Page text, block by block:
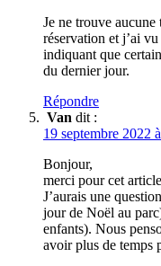
Je ne trouve
réservation et j’ai
indiquant que
du dernier jour.
Répondre
Van dit :
19 septembre 2022
Bonjour,
merci pour cet
J’aurais une
jour de Noël au
enfants). Nous
avoir plus de temps